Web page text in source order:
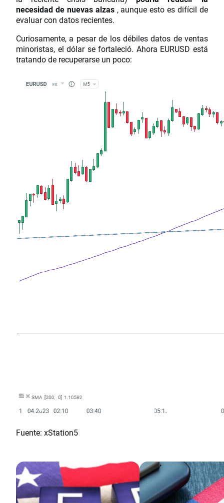
necesidad de nuevas alzas, aunque esto es difícil de
evaluar con datos recientes.
Curiosamente, a pesar de los débiles datos de ventas
minoristas, el dólar se fortaleció. Ahora EURUSD está
tratando de recuperarse un poco:
Fuente: xStation5